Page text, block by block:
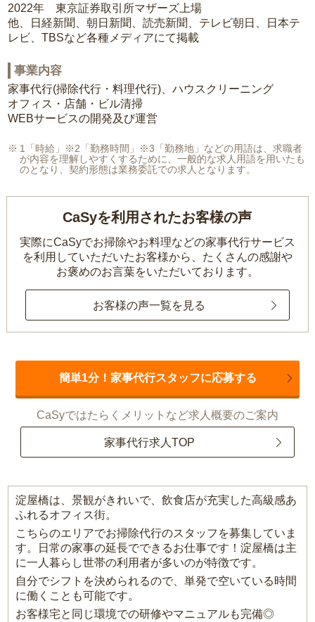
2022年 東京証券取引所マザーズ上場
他、日経新聞、朝日新聞、読売新聞、テレビ朝日、日本テ
レビ、TBSなど各種メディアにて掲載
事業内容
家事代行(掃除代行・料理代行)、ハウスクリーニング
オフィス・店舗・ビル清掃
WEBサービスの開発及び運営
1「時給」※2「勤務時間」※3「勤務地」などの用語は、求職者
が内容を理解しやすくするために、一般的な求人用語を用いたも
のとなり、契約形態は業務委託での求人となります。
CaSyを利用されたお客様の声
実際にCaSyでお掃除やお料理などの家事代行サービス
を利用していただいたお客様から、 たくさんの感謝や
お褒めのお言葉をいただいております。
お客様の声一覧を見る
簡単1分！家事代行スタッフに応募する
CaSyではたらくメリットなど求人概要のご案内
家事代行求人TOP
淀屋橋は、景観がきれいで、飲食店が充実した高級感あ
ふれるオフィス街。
こちらのエリアでお掃除代行のスタッフを募集していま
す。日常の家事の延長でできるお仕事です！淀屋橋は主
に一人暮らし世帯の利用者が多いのが特徴です。
自分でシフトを決められるので、単発で空いている時間
に働くことも可能です。
お客様宅と同じ環境での研修やマニュアルも完備◎